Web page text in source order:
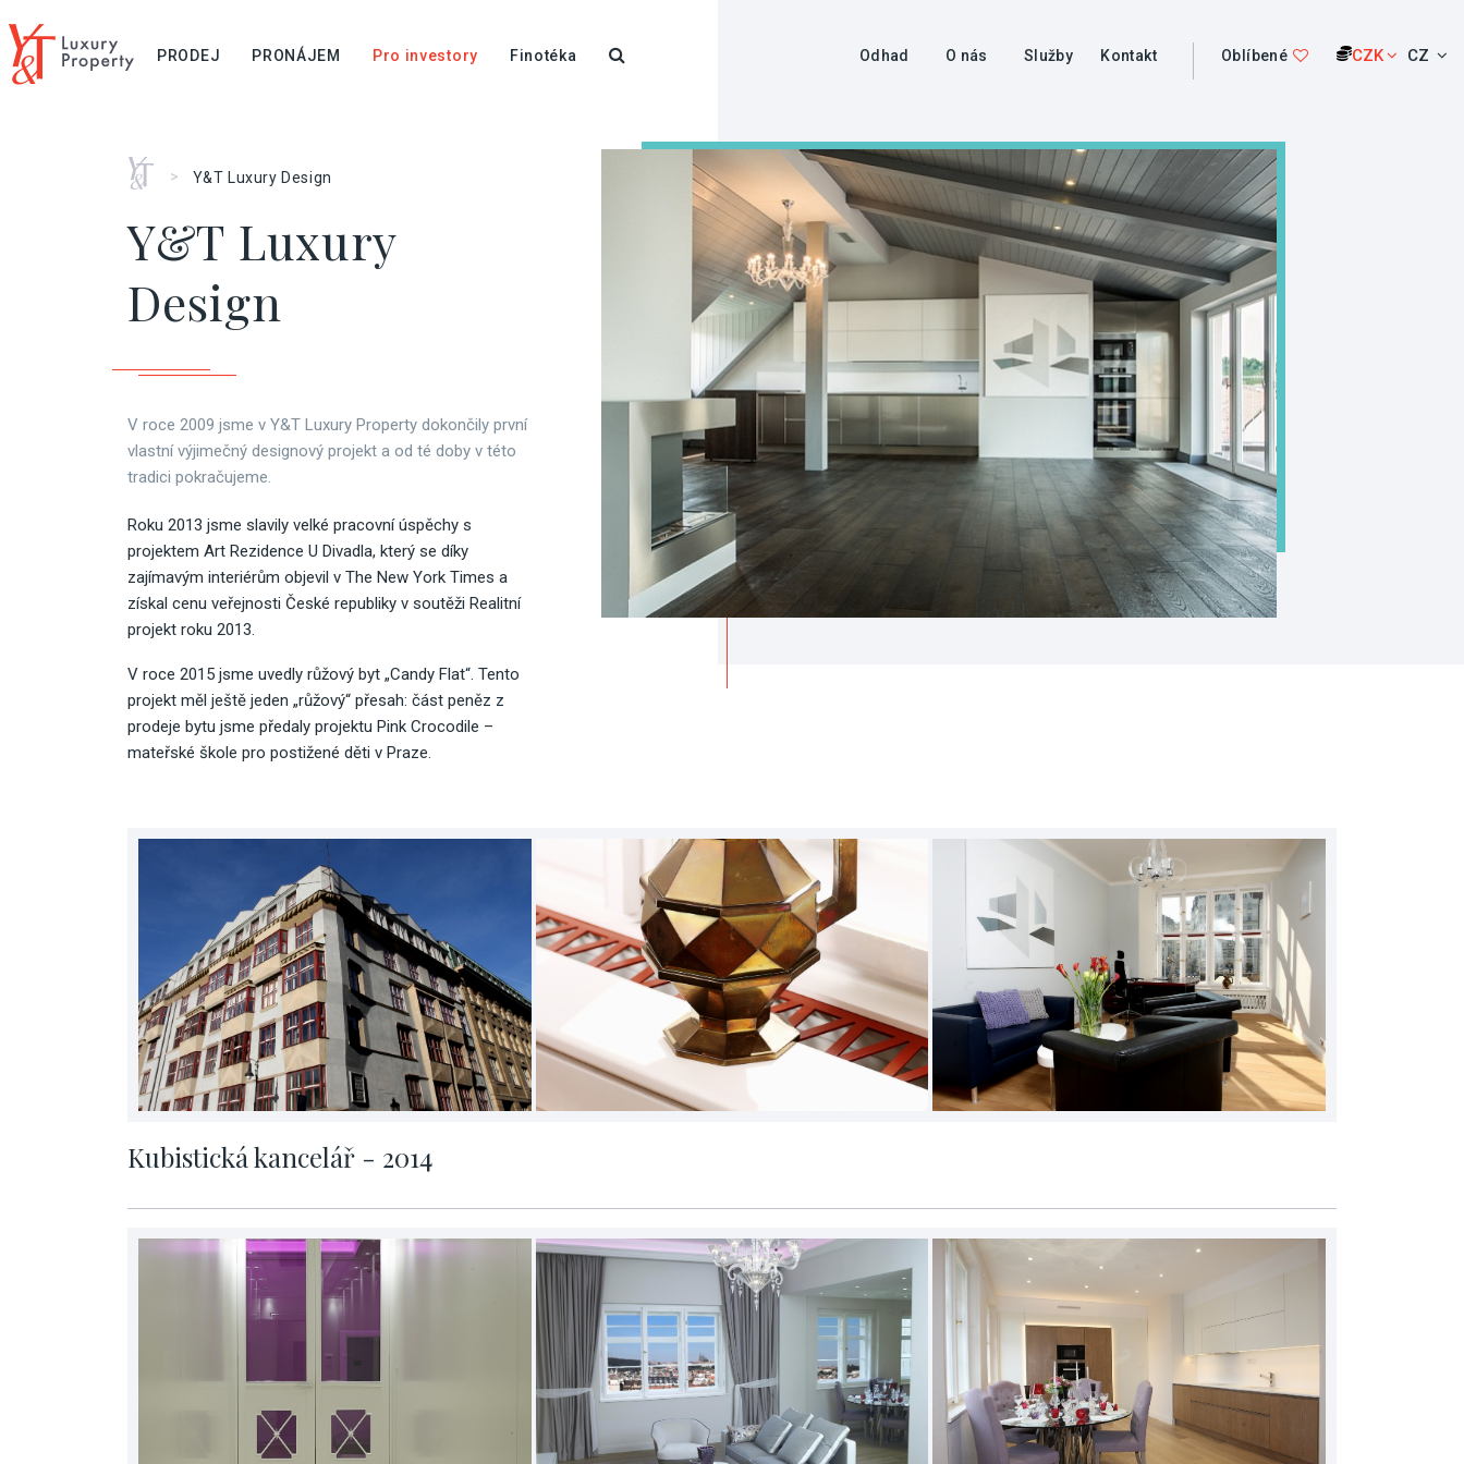
PRODEJ PRONÁJEM Pro investory Finotéka Odhad O nás Služby Kontakt Oblíbené CZK CZ
Home
> Y&T Luxury Design
Y&T Luxury
Design
V roce 2009 jsme v Y&T Luxury Property dokončily první
vlastní výjimečný designový projekt a od té doby v této
tradici pokračujeme.
Roku 2013 jsme slavily velké pracovní úspěchy s
projektem Art Rezidence U Divadla, který se díky
zajímavým interiérům objevil v The New York Times a
získal cenu veřejnosti České republiky v soutěži Realitní
projekt roku 2013.
V roce 2015 jsme uvedly růžový byt „Candy Flat“. Tento
projekt měl ještě jeden „růžový“ přesah: část peněz z
prodeje bytu jsme předaly projektu Pink Crocodile –
mateřské škole pro postižené děti v Praze.
Kubistická kancelář - 2014